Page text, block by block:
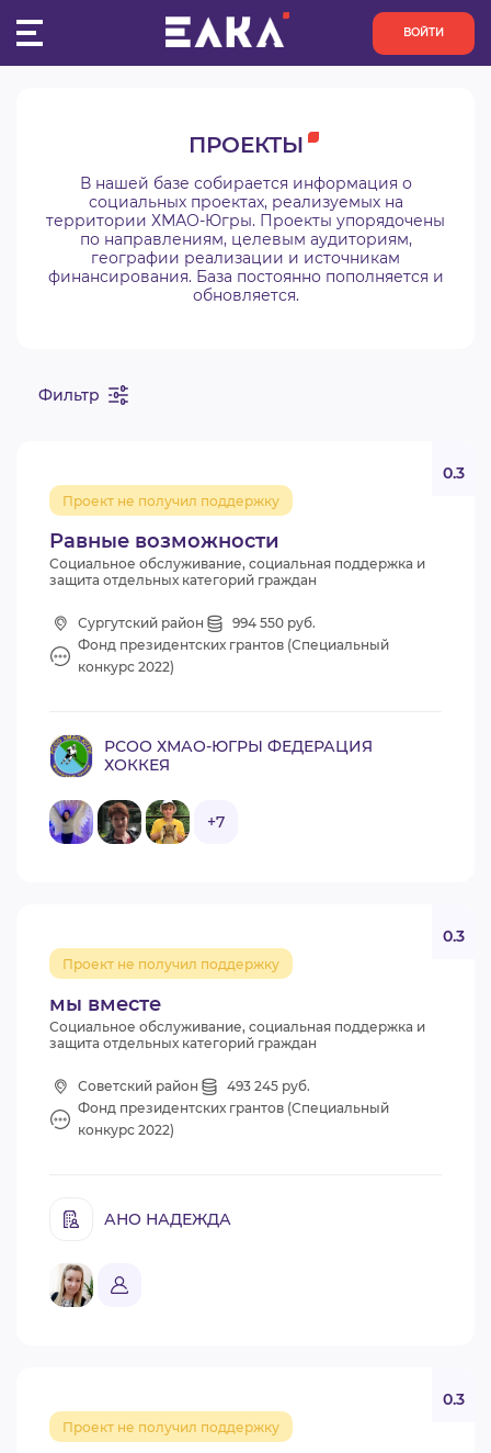
ВОЙТИ
КОНКУРСЫ
ОРГАНИЗАЦИИ
АКТИВИСТЫ
АНАЛИТИКА
ВИДЕОКУРСЫ
ПРОЕКТЫ
В нашей базе собирается информация о
социальных проектах, реализуемых на
территории ХМАО-Югры. Проекты упорядочены
по направлениям, целевым аудиториям,
географии реализации и источникам
финансирования. База постоянно пополняется и
обновляется.
Фильтр
Равные возможности
Проект не получил поддержку
0.3
Социальное обслуживание, социальная поддержка и
защита отдельных категорий граждан
Сургутский район
994 550 руб.
Фонд президентских грантов (Специальный
конкурс 2022)
РСОО ХМАО-ЮГРЫ ФЕДЕРАЦИЯ
ХОККЕЯ
+7
мы вместе
Проект не получил поддержку
0.3
Социальное обслуживание, социальная поддержка и
защита отдельных категорий граждан
Советский район
493 245 руб.
Фонд президентских грантов (Специальный
конкурс 2022)
АНО НАДЕЖДА
Проект не получил поддержку
0.3